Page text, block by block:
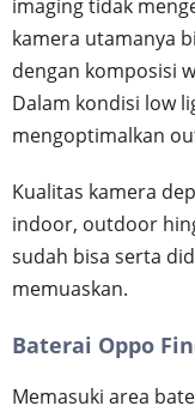
imaging tidak
kamera utamanya
dengan komposisi
Dalam kondisi low
mengoptimalkan
Kualitas kamera
indoor, outdoor
sudah bisa serta
memuaskan.
Baterai Oppo
Memasuki area